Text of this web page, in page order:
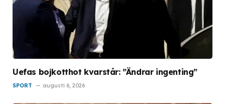
Uefas bojkotthot kvarstår: ”Ändrar ingenting”
SPORT augusti 6, 2026